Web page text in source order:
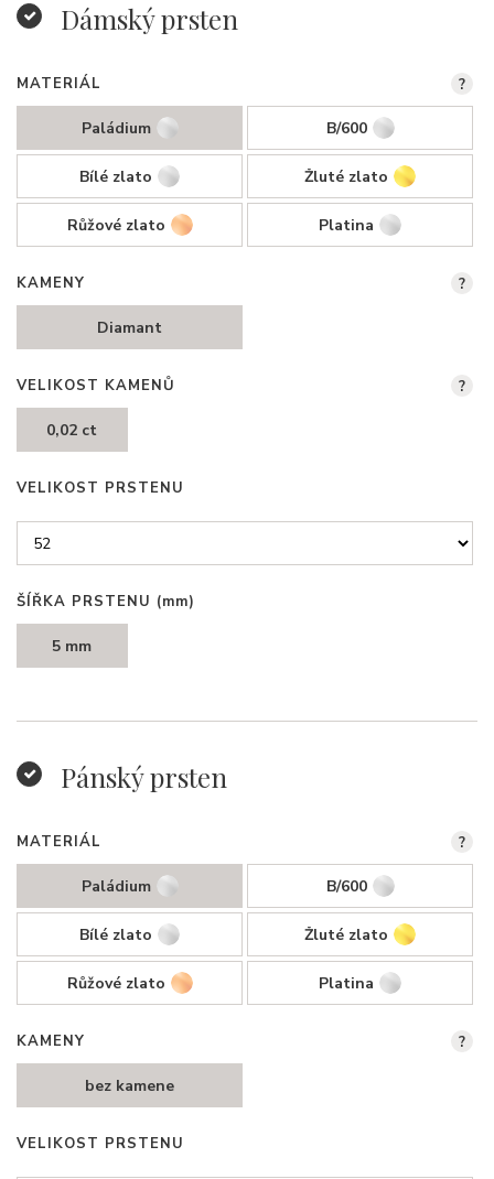
Dámský prsten
MATERIÁL
Paládium B/600
Bílé zlato Žluté zlato
Růžové zlato Platina
?
KAMENY
Diamant
?
VELIKOST KAMENŮ
0,02 ct
?
VELIKOST PRSTENU
ŠÍŘKA PRSTENU (mm)
5 mm
Pánský prsten
MATERIÁL
Paládium B/600
Bílé zlato Žluté zlato
Růžové zlato Platina
?
KAMENY
bez kamene
?
VELIKOST PRSTENU